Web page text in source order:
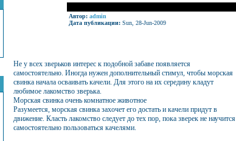
Автор: admin
Дата публикации:Sun, 28-Jun-2009
Не у всех зверьков интерес к подобной забаве появляется
самостоятельно. Иногда нужен дополнительный стимул, чтобы морская
свинка начала осваивать качели. Для этого на их середину кладут
любимое лакомство зверька.
Морская свинка очень комнатное животное
Разумеется, морская свинка захочет его достать и качели придут в
движение. Класть лакомство следует до тех пор, пока зверек не научится
самостоятельно пользоваться качелями.